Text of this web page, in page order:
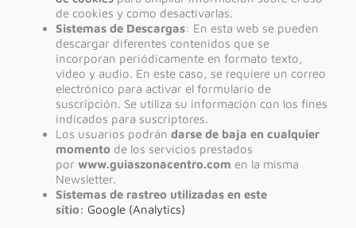
de cookies y como desactivarlas.
Sistemas de Descargas: En esta web se pueden
descargar diferentes contenidos que se
incorporan periódicamente en formato texto,
video y audio. En este caso, se requiere un correo
electrónico para activar el formulario de
suscripción. Se utiliza su información con los fines
indicados para suscriptores.
Los usuarios podrán darse de baja en cualquier
momentode los servicios prestados
por www.guiaszonacentro.com en la misma
Newsletter.
Sistemas de rastreo utilizadas en este
sitio: Google (Analytics)